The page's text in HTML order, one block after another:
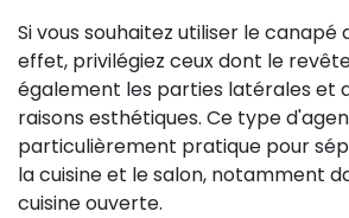
Si vous souhaitez utiliser le canapé
effet, privilégiez ceux dont le
également les parties latérales et
raisons esthétiques. Ce type
particulièrement pratique pour
la cuisine et le salon, notamment
cuisine ouverte.